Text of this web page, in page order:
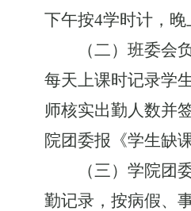
下午按4学时计，晚
（二）班委会
每天上课时记录学
师核实出勤人数并
院团委报《学生缺
（三）学院团
勤记录，按病假、